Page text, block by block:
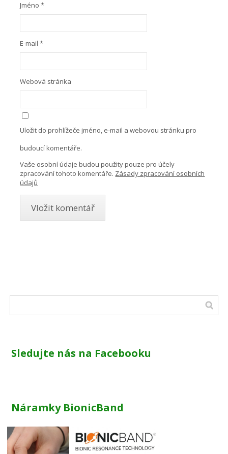
Jméno*
E-mail*
Webová stránka
Uložit do prohlížeče jméno, e-mail a webovou stránku pro
budoucí komentáře.
Vaše osobní údaje budou použity pouze pro účely
zpracování tohoto komentáře. Zásady zpracování osobních
údajů
Sledujte nás na Facebooku
Náramky BionicBand